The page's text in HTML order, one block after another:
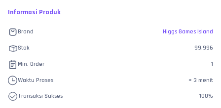
Informasi Produk
Brand Higgs Games Island
Stok 99.996
Min. Order 1
Waktu Proses ± 3 menit
Transaksi Sukses 100%